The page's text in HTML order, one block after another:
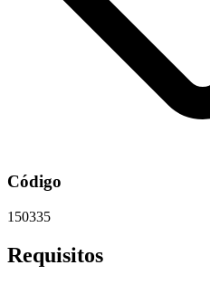
Código
150335
Requisitos